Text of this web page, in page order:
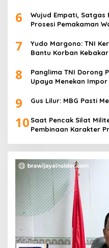
6
Wujud Empati, Satgas
Prosesi Pemakaman
7
Yudo Margono: TNI
Bantu Korban
8
Panglima TNI Dorong
Upaya Menekan
9 Gus Lilur: MBG Pasti
10 Saat Pencak Silat
Pembinaan Karakter